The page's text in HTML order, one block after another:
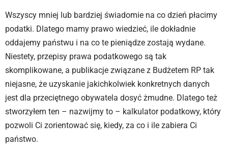
Wszyscy mniej lub bardziej świadomie na co dzień płacimy
podatki. Dlatego mamy prawo wiedzieć, ile dokładnie
oddajemy państwu i na co te pieniądze zostają wydane.
Niestety, przepisy prawa podatkowego są tak
skomplikowane, a publikacje związane z Budżetem RP tak
niejasne, że uzyskanie jakichkolwiek konkretnych danych
jest dla przeciętnego obywatela dosyć żmudne. Dlatego też
stworzyłem ten – nazwijmy to – kalkulator podatkowy, który
pozwoli Ci zorientować się, kiedy, za co i ile zabiera Ci
państwo.